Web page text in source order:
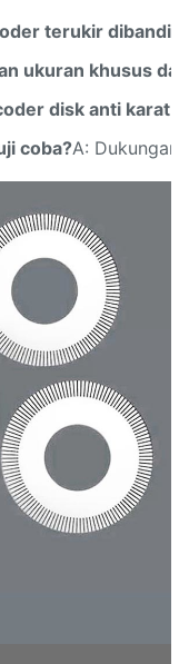
terukir
ukuran khusus
disk anti karat
coba?A: Dukungan